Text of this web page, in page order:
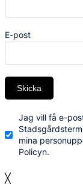
E-post
Skicka
Jag vill få e-
mina
Policyn.
╳